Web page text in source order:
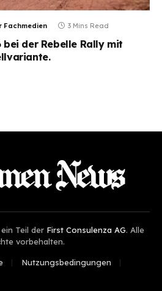
Fachmedien 3 Mins Read
der Rebelle Rally mit
Teil der First Consulenza AG. Alle
vorbehalten.
Nutzungsbedingungen